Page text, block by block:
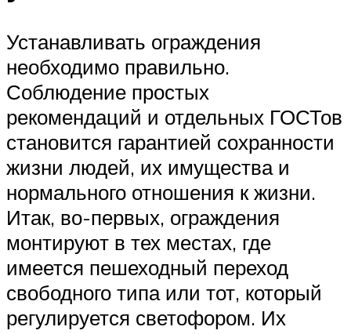
Устанавливать ограждения
необходимо правильно.
Соблюдение простых
рекомендаций и отдельных ГОСТов
становится гарантией сохранности
жизни людей, их имущества и
нормального отношения к жизни.
Итак, во-первых, ограждения
монтируют в тех местах, где
имеется пешеходный переход
свободного типа или тот, который
регулируется светофором. Их